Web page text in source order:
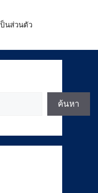
นส่วนตัว
ค้นหา